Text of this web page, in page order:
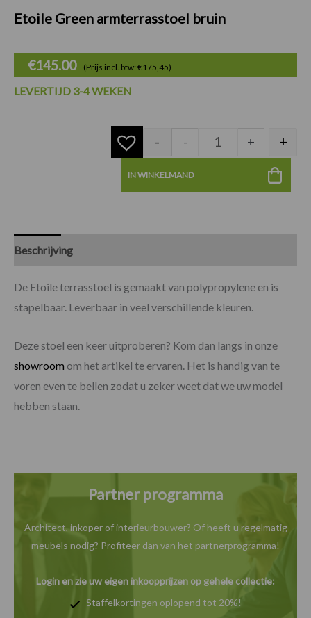
Etoile Green armterrasstoel bruin
€145.00 (Prijs incl. btw: €175,45)
LEVERTIJD 3-4 WEKEN
- - + +
IN WINKELMAND
Beschrijving
De Etoile terrasstoel is gemaakt van polypropylene en is
stapelbaar. Leverbaar in veel verschillende kleuren.
Deze stoel een keer uitproberen? Kom dan langs in onze
showroom om het artikel te ervaren. Het is handig van te
voren even te bellen zodat u zeker weet dat we uw model
hebben staan.
Partner programma
Architect, inkoper of interieurbouwer? Of heeft u regelmatig
meubels nodig? Profiteer dan van het partnerprogramma!
Login en zie uw eigen inkoopprijzen op gehele collectie:
Staffelkortingen oplopend tot 20%!